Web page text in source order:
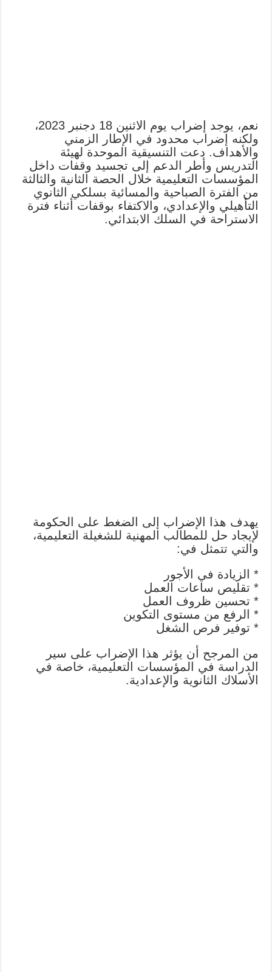
نعم، يوجد إضراب يوم الاثنين 18 دجنبر 2023،
ولكنه إضراب محدود في الإطار الزمني
والأهداف. دعت التنسيقية الموحدة لهيئة
التدريس وأطر الدعم إلى تجسيد وقفات داخل
المؤسسات التعليمية خلال الحصة الثانية والثالثة
من الفترة الصباحية والمسائية بسلكي الثانوي
التأهيلي والإعدادي، والاكتفاء بوقفات أثناء فترة
الاستراحة في السلك الابتدائي.
يهدف هذا الإضراب إلى الضغط على الحكومة
لإيجاد حل للمطالب المهنية للشغيلة التعليمية،
والتي تتمثل في:
* الزيادة في الأجور
* تقليص ساعات العمل
* تحسين ظروف العمل
* الرفع من مستوى التكوين
* توفير فرص الشغل
من المرجح أن يؤثر هذا الإضراب على سير
الدراسة في المؤسسات التعليمية، خاصة في
الأسلاك الثانوية والإعدادية.